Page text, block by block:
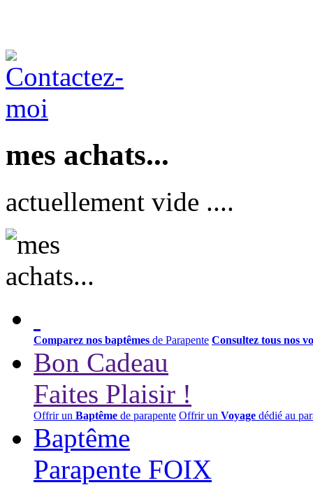
mes achats...
actuellement vide ....
Comparez nos baptêmes de Parapente Consultez tous nos
Bon Cadeau
Faites Plaisir !
Offrir un Baptême de parapente Offrir un Voyage dédié au
Baptême
Parapente FOIX